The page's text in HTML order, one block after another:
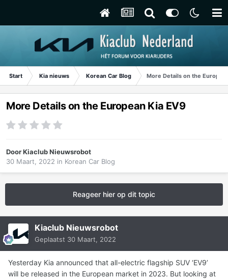
Start Kia nieuws Korean Car Blog More Details on the
More Details on the European Kia EV9
DoorKiaclub Nieuwsrobot
30 Maart, 2022 in Korean Car Blog
Reageer hier op dit topic
Kiaclub Nieuwsrobot
Geplaatst 30 Maart, 2022
Yesterday Kia announced that all-electric flagship SUV ‘EV9’
will be released in the European market in 2023. But looking at